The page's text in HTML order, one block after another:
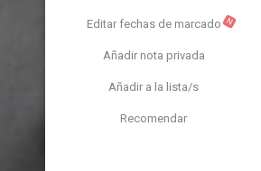
Editar fechas de marcado N
Añadir nota privada
Añadir a la lista/s
Recomendar